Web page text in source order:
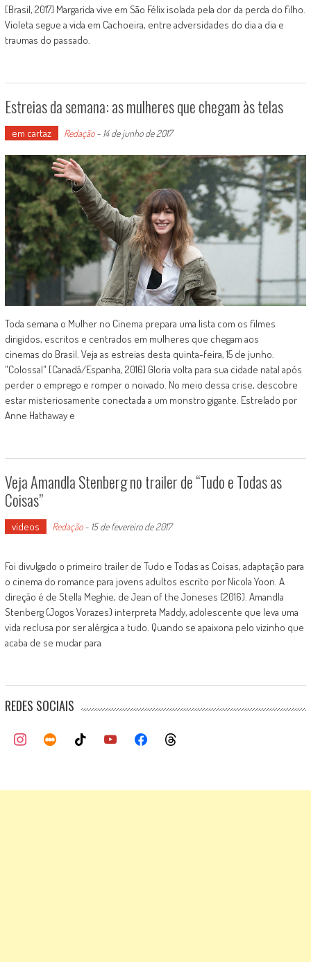
[Brasil, 2017] Margarida vive em São Félix isolada pela dor da perda do filho.
Violeta segue a vida em Cachoeira, entre adversidades do dia a dia e
traumas do passado.
Estreias da semana: as mulheres que chegam às telas
em cartaz Redação- 14 de junho de 2017
Toda semana o Mulher no Cinema prepara uma lista com os filmes
dirigidos, escritos e centrados em mulheres que chegam aos
cinemas do Brasil. Veja as estreias desta quinta-feira, 15 de junho.
"Colossal" [Canadá/Espanha, 2016] Gloria volta para sua cidade natal após
perder o emprego e romper o noivado. No meio dessa crise, descobre
estar misteriosamente conectada a um monstro gigante. Estrelado por
Anne Hathaway e
Veja Amandla Stenberg no trailer de “Tudo e Todas as
Coisas”
vídeos Redação- 15 de fevereiro de 2017
Foi divulgado o primeiro trailer de Tudo e Todas as Coisas, adaptação para
o cinema do romance para jovens adultos escrito por Nicola Yoon. A
direção é de Stella Meghie, de Jean of the Joneses (2016). Amandla
Stenberg (Jogos Vorazes) interpreta Maddy, adolescente que leva uma
vida reclusa por ser alérgica a tudo. Quando se apaixona pelo vizinho que
acaba de se mudar para
REDES SOCIAIS